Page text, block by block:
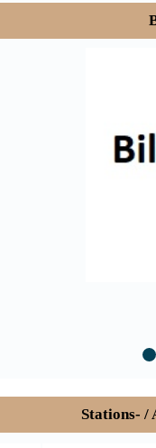
Stations- /